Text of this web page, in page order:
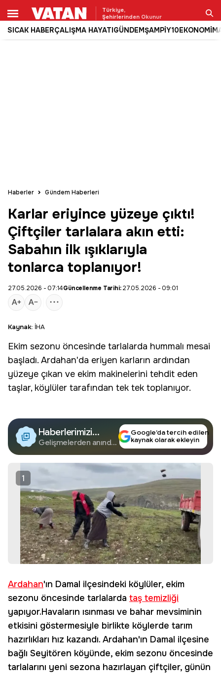
Türkiye,
Şehirlerinden Okunur
SICAK HABERÇALIŞMA HAYATIGÜNDEMŞAMPİY10EKONOMİ
Ara
Haberler Gündem Haberleri
Karlar eriyince yüzeye çıktı!
Çiftçiler tarlalara akın etti:
Sabahın ilk ışıklarıyla
tonlarca toplanıyor!
27.05.2026 - 07:14Güncellenme Tarihi:27.05.2026 - 09:01
Kaynak: İHA
Ekim sezonu öncesinde tarlalarda hummalı mesai
başladı. Ardahan'da eriyen karların ardından
yüzeye çıkan ve ekim makinelerini tehdit eden
taşlar, köylüler tarafından tek tek toplanıyor.
Haberlerimizi
Google'da Takip
Edin
Gelişmelerden anında
Google’da tercih edilen
kaynak olarak ekleyin
1
Ardahan'ın Damal ilçesindeki köylüler, ekim
sezonu öncesinde tarlalarda taş temizliği
yapıyor.Havaların ısınması ve bahar mevsiminin
etkisini göstermesiyle birlikte köylerde tarım
hazırlıkları hız kazandı. Ardahan'ın Damal ilçesine
bağlı Seyitören köyünde, ekim sezonu öncesinde
tarlalarını yeni sezona hazırlayan çiftçiler, günün